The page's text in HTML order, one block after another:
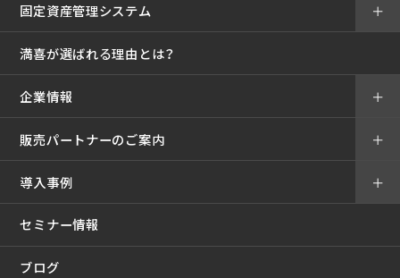
固定資産管理システム ＋
満喜が選ばれる理由とは？
企業情報 ＋
販売パートナーのご案内 ＋
導入事例
セミナー情報
＋
ブログ